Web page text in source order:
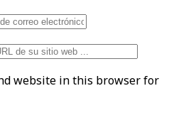
website in this browser for